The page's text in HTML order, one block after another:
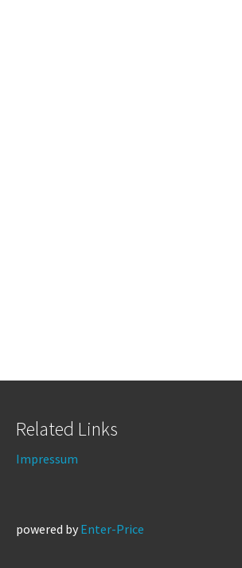
Related Links
Impressum
powered by Enter-Price